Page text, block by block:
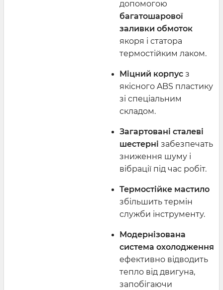
допомогою
багатошарової
заливки обмоток
якоря і статора
термостійким лаком.
Міцний корпус з
якісного ABS пластику
зі спеціальним
складом.
Загартовані сталеві
шестерні забезпечать
зниження шуму і
вібрації під час робіт.
Термостійке мастило
збільшить термін
служби інструменту.
Модернізована
система охолодження
ефективно відводить
тепло від двигуна,
запобігаючи